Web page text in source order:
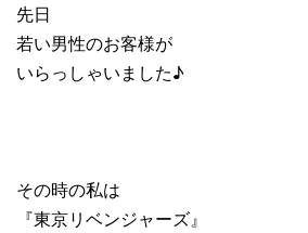
先日
若い男性のお客様が
いらっしゃいました♪
その時の私は
『東京リベンジャーズ』